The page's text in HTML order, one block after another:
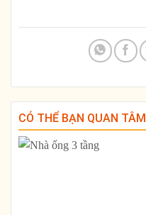
CÓ THỂ BẠN QUAN TÂM